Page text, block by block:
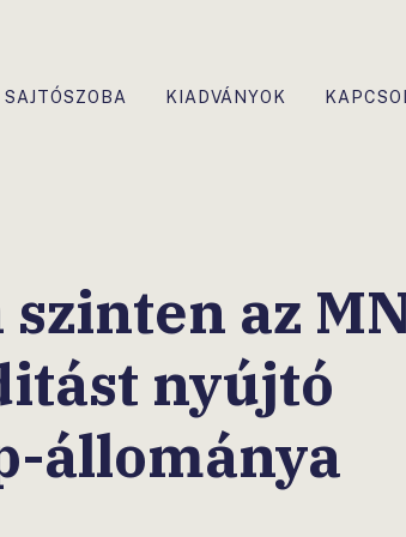
SAJTÓSZOBA KIADVÁNYOK
az
nyújtó
állománya